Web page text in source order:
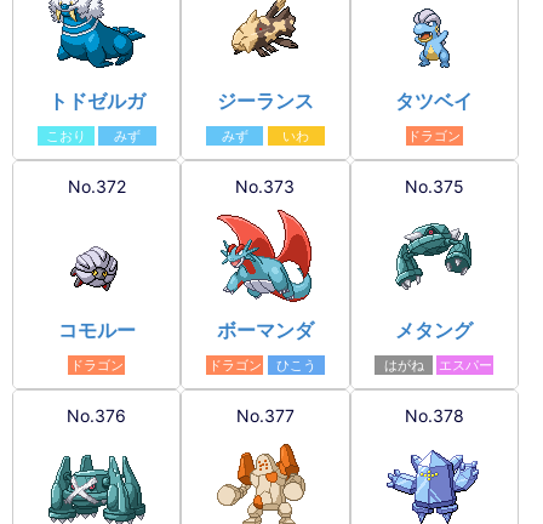
トドゼルガ
こおり みず
ジーランス
みず いわ
タツベイ
ドラゴン
No.372
コモルー
ドラゴン
No.373
ボーマンダ
ドラゴン ひこう
No.375
メタング
はがね エスパー
No.376 No.377 No.378